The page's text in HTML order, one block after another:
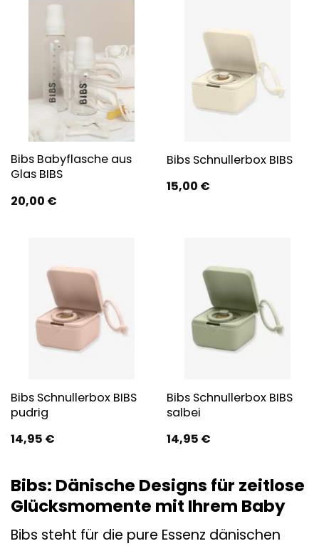
Bibs Babyflasche aus
Glas BIBS
20,00 €
Bibs Schnullerbox BIBS
15,00 €
Bibs Schnullerbox BIBS
pudrig
14,95 €
Bibs Schnullerbox BIBS
salbei
14,95 €
Bibs: Dänische Designs für zeitlose
Glücksmomente mit Ihrem Baby
Bibs steht für die pure Essenz dänischen